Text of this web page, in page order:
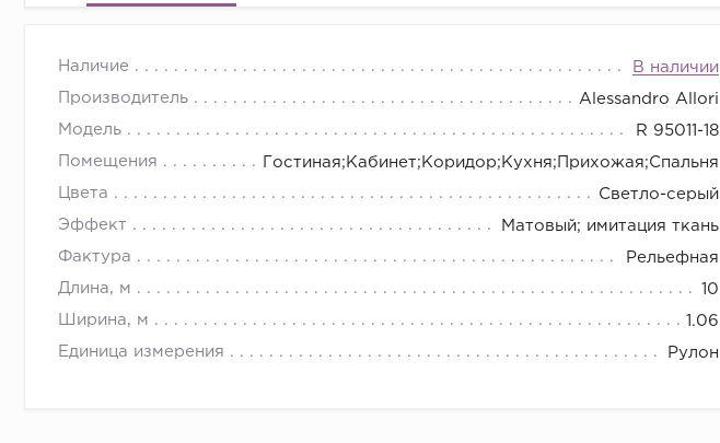
Наличие В наличии
Производитель Alessandro Allori
Модель R 95011-18
Помещения Гостиная;Кабинет;Коридор;Кухня;Прихожая;Спальня
Цвета Светло-серый
Эффект Матовый; имитация ткань
Фактура Рельефная
Длина, м 10
Ширина, м 1.06
Единица измерения Рулон